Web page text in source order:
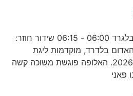
הפועל ב''ש - הכוכב האדום בלגרד 06:00 - 06:15 שידור חוזר:
בלדרד, מוקדמות ליגת
האלופות, סיבוב 3, עונת 2026/27. האלופה פוגשת משוכה קשה
פאני